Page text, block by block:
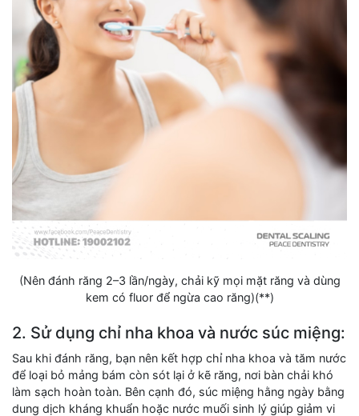
(Nên đánh răng 2–3 lần/ngày, chải kỹ mọi mặt răng và dùng
kem có fluor để ngừa cao răng)(**)
2. Sử dụng chỉ nha khoa và nước súc miệng:
Sau khi đánh răng, bạn nên kết hợp chỉ nha khoa và tăm nước
để loại bỏ mảng bám còn sót lại ở kẽ răng, nơi bàn chải khó
làm sạch hoàn toàn. Bên cạnh đó, súc miệng hằng ngày bằng
dung dịch kháng khuẩn hoặc nước muối sinh lý giúp giảm vi